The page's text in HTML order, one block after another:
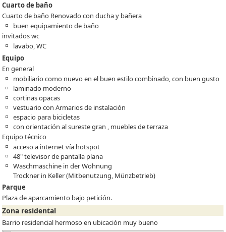
Cuarto de baño
Cuarto de baño Renovado con ducha y bañera
buen equipamiento de baño
invitados wc
lavabo, WC
Equipo
En general
mobiliario como nuevo en el buen estilo combinado, con buen gusto
laminado moderno
cortinas opacas
vestuario con Armarios de instalación
espacio para bicicletas
con orientación al sureste gran , muebles de terraza
Equipo técnico
acceso a internet vía hotspot
48" televisor de pantalla plana
Waschmaschine in der Wohnung
Trockner in Keller (Mitbenutzung, Münzbetrieb)
Parque
Plaza de aparcamiento bajo petición.
Zona residental
Barrio residencial hermoso en ubicación muy bueno